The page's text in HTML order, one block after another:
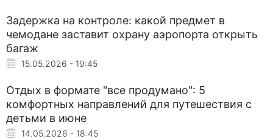
Задержка на контроле: какой предмет в
чемодане заставит охрану аэропорта открыть
багаж
15.05.2026 - 19:45
Отдых в формате "все продумано": 5
комфортных направлений для путешествия с
детьми в июне
14.05.2026 - 18:45